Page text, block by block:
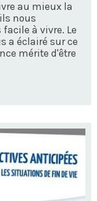
au mieux la
nous
à vivre. Le
a éclairé sur ce
mérite d'être